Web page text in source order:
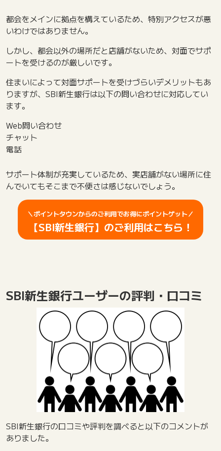
都会をメインに拠点を構えているため、特別アクセスが悪
いわけではありません。
しかし、都会以外の場所だと店舗がないため、対面でサポ
ートを受けるのが厳しいです。
住まいによって対面サポートを受けづらいデメリットもあ
りますが、SBI新生銀行は以下の問い合わせに対応してい
ます。
Web問い合わせ
チャット
電話
サポート体制が充実しているため、実店舗がない場所に住
んでいてもそこまで不便さは感じないでしょう。
＼ポイントタウンからのご利用でお得にポイントゲット／
【SBI新生銀行】のご利用はこちら！
SBI新生銀行ユーザーの評判・口コミ
SBI新生銀行の口コミや評判を調べると以下のコメントが
ありました。